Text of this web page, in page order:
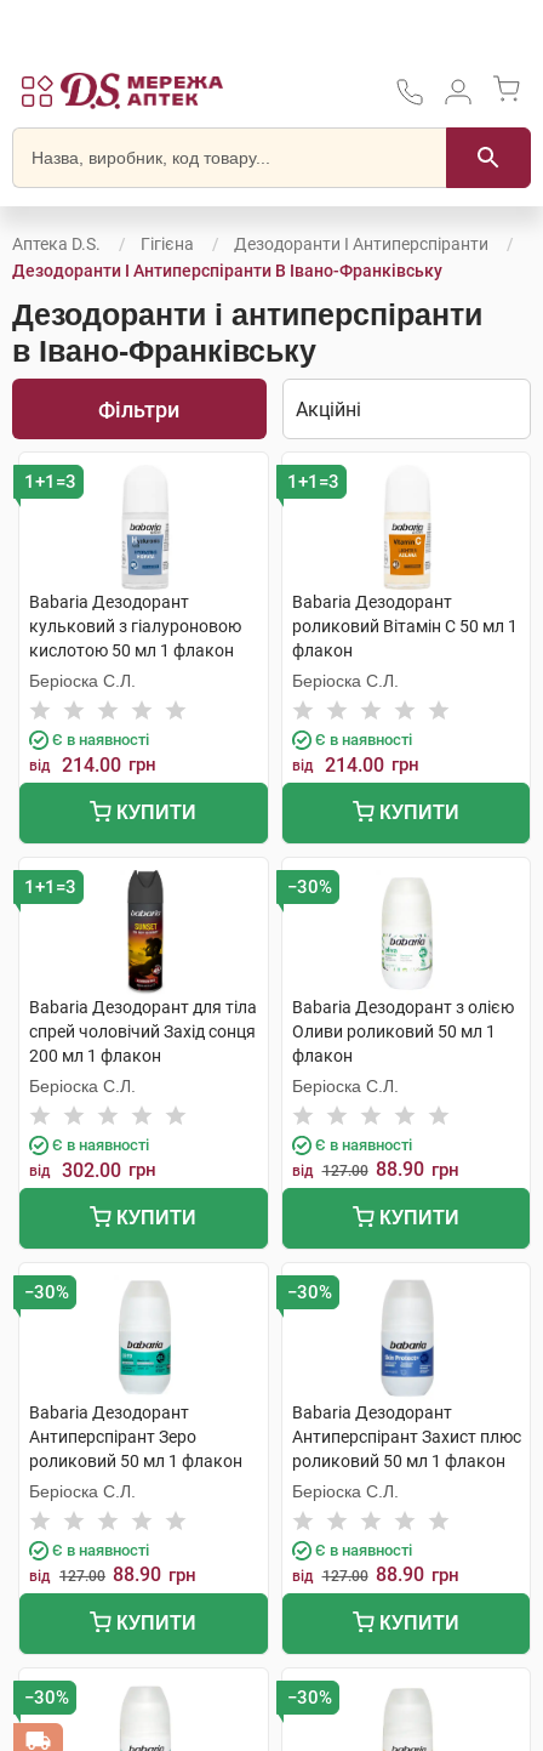
Аптека D.S. Гігієна
Дезодоранти І Антиперспіранти
Дезодоранти І Антиперспіранти В Івано-Франківську
Дезодоранти і антиперспіранти
в Івано-Франківську
Фільтри
1+1=3
Babaria Дезодорант
кульковий з гіалуроновою
кислотою 50 мл 1 флакон
Беріоска С.Л.
Є в наявності
від 214.00 грн
КУПИТИ
1+1=3
Babaria Дезодорант
роликовий Вітамін С 50 мл 1
флакон
Беріоска С.Л.
Є в наявності
від 214.00 грн
КУПИТИ
1+1=3
Babaria Дезодорант для тіла
спрей чоловічий Захід сонця
200 мл 1 флакон
Беріоска С.Л.
Є в наявності
від 302.00 грн
КУПИТИ
−30%
Babaria Дезодорант з олією
Оливи роликовий 50 мл 1
флакон
Беріоска С.Л.
Є в наявності
від 127.00 88.90 грн
КУПИТИ
−30%
Babaria Дезодорант
Антиперспірант Зеро
роликовий 50 мл 1 флакон
Беріоска С.Л.
Є в наявності
від 127.00 88.90 грн
КУПИТИ
−30%
Babaria Дезодорант
Антиперспірант Захист плюс
роликовий 50 мл 1 флакон
Беріоска С.Л.
Є в наявності
від 127.00 88.90 грн
КУПИТИ
−30% −30%